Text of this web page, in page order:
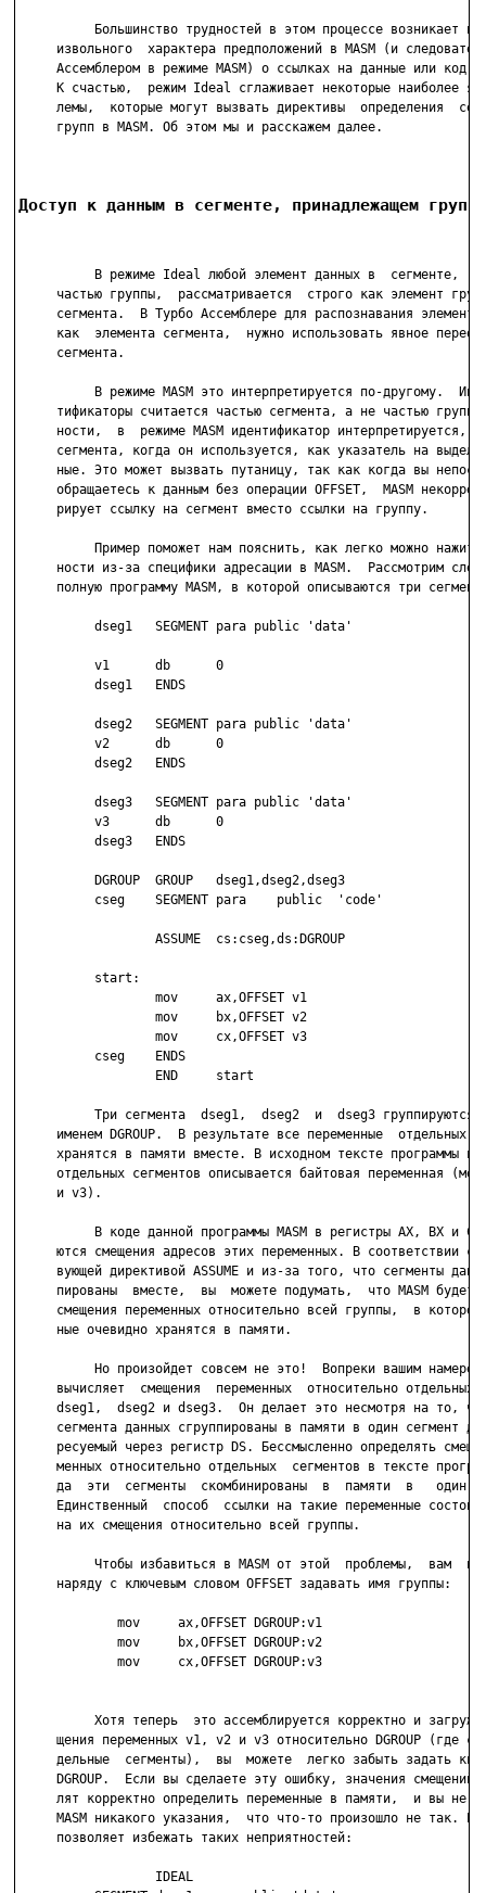
Большинство трудностей в этом процессе возникает
извольного  характера предположений в MASM (и
Ассемблером в режиме MASM) о ссылках на данные или код в
К счастью,  режим Ideal сглаживает некоторые наиболее
лемы,  которые могут вызвать директивы  определения
     групп в MASM. Об этом мы и расскажем далее.
Доступ к данным в сегменте, принадлежащем группе
В режиме Ideal любой элемент данных в  сегменте,
частью группы,  рассматривается  строго как элемент
сегмента.  В Турбо Ассемблере для распознавания элемента
как  элемента сегмента,  нужно использовать явное
     сегмента.
В режиме MASM это интерпретируется по-другому.
тификаторы считается частью сегмента, а не частью
ности,  в  режиме MASM идентификатор интерпретируется,
сегмента, когда он используется, как указатель на
ные. Это может вызвать путаницу, так как когда вы
обращаетесь к данным без операции OFFSET,  MASM
     рирует ссылку на сегмент вместо ссылки на группу.
Пример поможет нам пояснить, как легко можно нажить
ности из-за специфики адресации в MASM.  Рассмотрим
полную программу MASM, в которой описываются три
          dseg1   SEGMENT para public 'data'
          v1      db      0
          dseg1   ENDS
          dseg2   SEGMENT para public 'data'
          v2      db      0
          dseg2   ENDS
          dseg3   SEGMENT para public 'data'
          v3      db      0
          dseg3   ENDS
          DGROUP  GROUP   dseg1,dseg2,dseg3
          cseg    SEGMENT para    public  'code'
                  ASSUME  cs:cseg,ds:DGROUP
          start:
                  mov     ax,OFFSET v1
                  mov     bx,OFFSET v2
                  mov     cx,OFFSET v3
          cseg    ENDS
                  END     start
Три сегмента  dseg1,  dseg2  и  dseg3 группируются
именем DGROUP.  В результате все переменные  отдельных
хранятся в памяти вместе. В исходном тексте программы в
отдельных сегментов описывается байтовая переменная
     и v3).
В коде данной программы MASM в регистры AX, BX и CX
ются смещения адресов этих переменных. В соответствии с
вующей директивой ASSUME и из-за того, что сегменты
пированы  вместе,  вы  можете подумать,  что MASM будет
смещения переменных относительно всей группы,  в которой
     ные очевидно хранятся в памяти.
Но произойдет совсем не это!  Вопреки вашим
вычисляет  смещения  переменных  относительно отдельных
dseg1,  dseg2 и dseg3.  Он делает это несмотря на то,
сегмента данных сгруппированы в памяти в один сегмент
ресуемый через регистр DS. Бессмысленно определять
менных относительно отдельных  сегментов в тексте
да  эти  сегменты  скомбинированы  в  памяти  в   один
Единственный  способ  ссылки на такие переменные состоит
     на их смещения относительно всей группы.
Чтобы избавиться в MASM от этой  проблемы,  вам
     наряду с ключевым словом OFFSET задавать имя группы:
             mov     ax,OFFSET DGROUP:v1
             mov     bx,OFFSET DGROUP:v2
             mov     cx,OFFSET DGROUP:v3
Хотя теперь  это ассемблируется корректно и
щения переменных v1, v2 и v3 относительно DGROUP (где
дельные  сегменты),  вы  можете  легко забыть задать
DGROUP.  Если вы сделаете эту ошибку, значения смещений
лят корректно определить переменные в памяти,  и вы не
MASM никакого указания,  что что-то произошло не так.
     позволяет избежать таких неприятностей:
                  IDEAL